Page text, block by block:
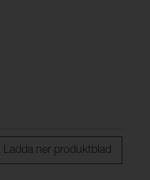
Ladda ner produktblad